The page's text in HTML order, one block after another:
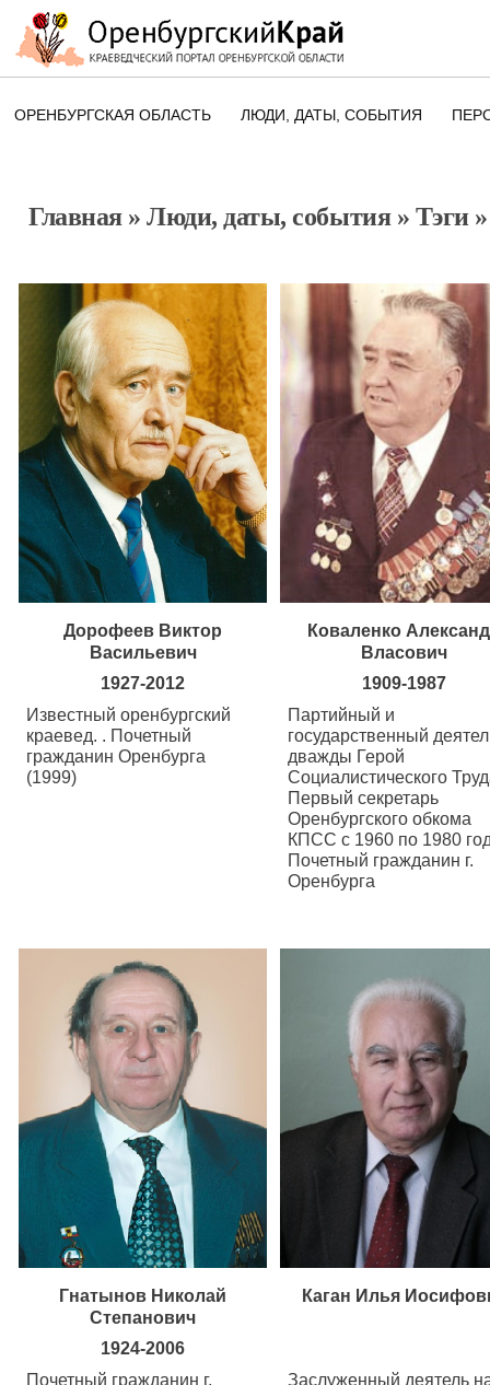
ОРЕНБУРГСКАЯ ОБЛАСТЬ ЛЮДИ, ДАТЫ, CОБЫТИЯ
ПАМЯТНЫЕ ДАТЫ
Главная»Люди, даты, cобытия» Тэги»
Дорофеев Виктор
Васильевич
1927-2012
Известный оренбургский
краевед. . Почетный
гражданин Оренбурга
(1999)
Коваленко
Власович
1909-1987
Партийный и
государственный
дважды Герой
Социалистического
Первый секретарь
Оренбургского обкома
КПСС с 1960 по 1980
Почетный гражданин г.
Оренбурга
Гнатынов Николай
Степанович
1924-2006
Почетный гражданин г.
Каган Илья
Заслуженный деятель